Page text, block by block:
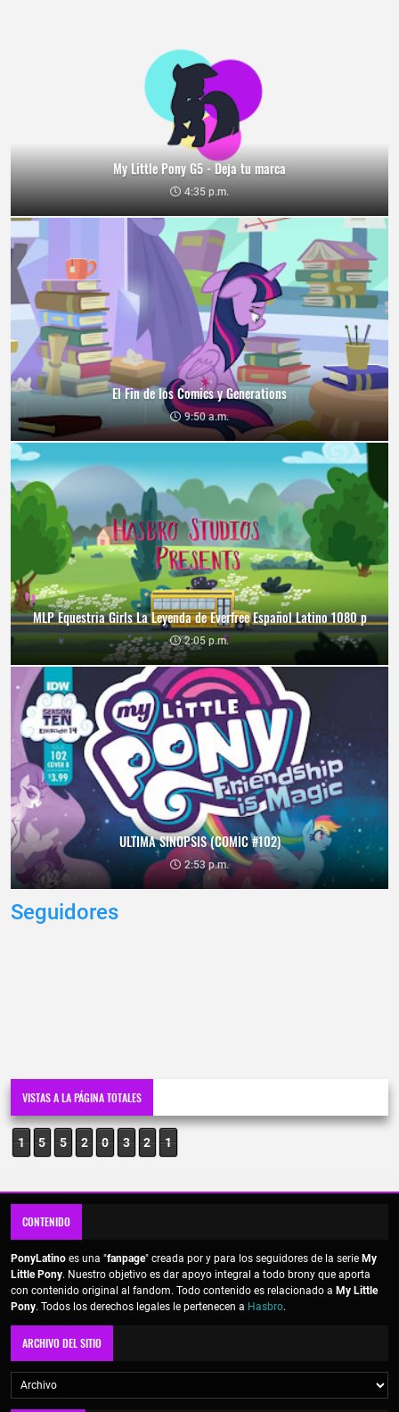
My Little Pony G5 - Deja tu marca
4:35 p.m.
El Fin de los Comics y Generations
9:50 a.m.
MLP Equestria Girls La Leyenda de Everfree Español Latino 1080 p
2:05 p.m.
ULTIMA SINOPSIS (COMIC #102)
2:53 p.m.
Seguidores
VISTAS A LA PÁGINA TOTALES
1 5 5 2 0 3 2 1
CONTENIDO
PonyLatino es una "fanpage" creada por y para los seguidores de la serie My
Little Pony. Nuestro objetivo es dar apoyo integral a todo brony que aporta
con contenido original al fandom. Todo contenido es relacionado a My Little
Pony. Todos los derechos legales le pertenecen a Hasbro.
ARCHIVO DEL SITIO